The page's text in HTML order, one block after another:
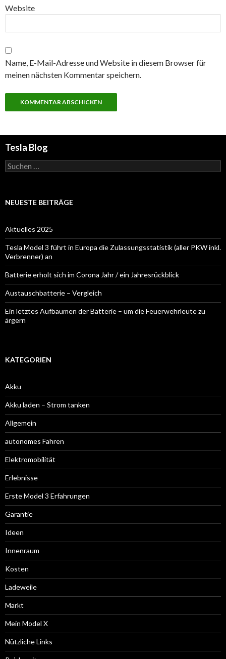
Website
Name, E-Mail-Adresse und Website in diesem Browser für
meinen nächsten Kommentar speichern.
Tesla Blog
Suchen
nach:
NEUESTE BEITRÄGE
Aktuelles 2025
Tesla Model 3 führt in Europa die Zulassungsstatistik (aller PKW inkl.
Verbrenner) an
Batterie erholt sich im Corona Jahr / ein Jahresrückblick
Austauschbatterie – Vergleich
Ein letztes Aufbäumen der Batterie – um die Feuerwehrleute zu
ärgern
KATEGORIEN
Akku
Akku laden – Strom tanken
Allgemein
autonomes Fahren
Elektromobilität
Erlebnisse
Erste Model 3 Erfahrungen
Garantie
Ideen
Innenraum
Kosten
Ladeweile
Markt
Mein Model X
Nützliche Links